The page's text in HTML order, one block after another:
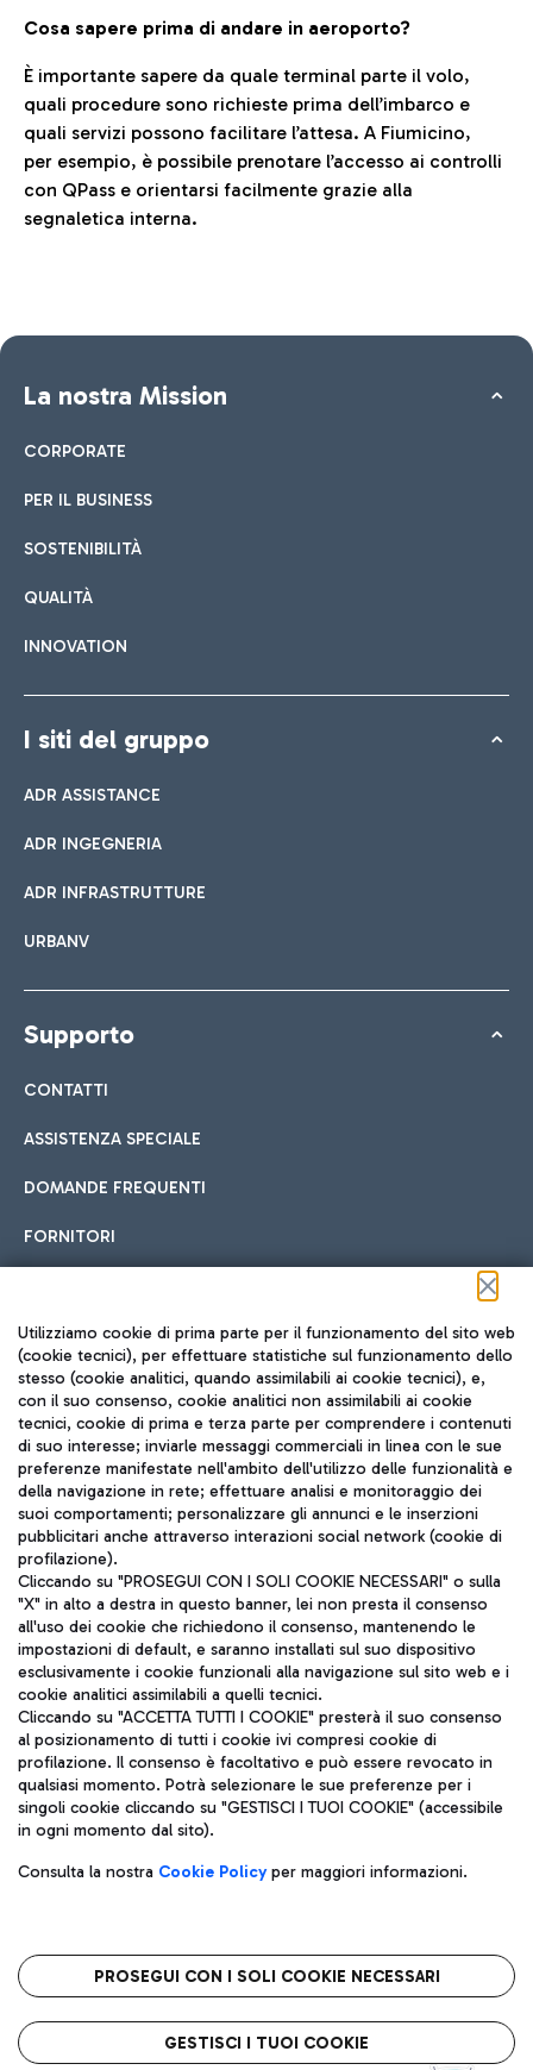
Cosa sapere prima di andare in aeroporto?
È importante sapere da quale terminal parte il volo,
quali procedure sono richieste prima dell’imbarco e
quali servizi possono facilitare l’attesa. A Fiumicino,
per esempio, è possibile prenotare l’accesso ai controlli
con QPass e orientarsi facilmente grazie alla
segnaletica interna.
La nostra Mission
CORPORATE
PER IL BUSINESS
SOSTENIBILITÀ
QUALITÀ
INNOVATION
I siti del gruppo
ADR ASSISTANCE
ADR INGEGNERIA
ADR INFRASTRUTTURE
URBANV
Supporto
CONTATTI
ASSISTENZA SPECIALE
DOMANDE FREQUENTI
FORNITORI
Seguici sui social
TRAVEL JOURNAL
ITA
Aeroporti di Roma S.p.A. - Società soggetta a direzione e
coordinamento di Mundys S.p.A.
Codice fiscale e Registro delle Imprese di Roma 13032990155 P.
IVA 06572251004
Capitale sociale 62.224.743,00 int. vers.
Sede legale: Via Pier Paolo Racchetti 1 - 00054 Fiumicino (RM)
telefono +39 06 65951
Privacy policy
Note legali
Roma FCO
L'aeroporto stellato
Utilizziamo cookie di prima parte per il funzionamento del sito web
(cookie tecnici), per effettuare statistiche sul funzionamento dello
stesso (cookie analitici, quando assimilabili ai cookie tecnici), e,
con il suo consenso, cookie analitici non assimilabili ai cookie
tecnici, cookie di prima e terza parte per comprendere i contenuti
di suo interesse; inviarle messaggi commerciali in linea con le sue
preferenze manifestate nell'ambito dell'utilizzo delle funzionalità e
della navigazione in rete; effettuare analisi e monitoraggio dei
suoi comportamenti; personalizzare gli annunci e le inserzioni
pubblicitari anche attraverso interazioni social network (cookie di
profilazione).
Cliccando su "PROSEGUI CON I SOLI COOKIE NECESSARI" o sulla
"X" in alto a destra in questo banner, lei non presta il consenso
all'uso dei cookie che richiedono il consenso, mantenendo le
impostazioni di default, e saranno installati sul suo dispositivo
esclusivamente i cookie funzionali alla navigazione sul sito web e i
cookie analitici assimilabili a quelli tecnici.
Cliccando su "ACCETTA TUTTI I COOKIE" presterà il suo consenso
al posizionamento di tutti i cookie ivi compresi cookie di
profilazione. Il consenso è facoltativo e può essere revocato in
qualsiasi momento. Potrà selezionare le sue preferenze per i
singoli cookie cliccando su "GESTISCI I TUOI COOKIE" (accessibile
in ogni momento dal sito).
Consulta la nostra Cookie Policyper maggiori informazioni.
PROSEGUI CON I SOLI COOKIE NECESSARI
GESTISCI I TUOI COOKIE